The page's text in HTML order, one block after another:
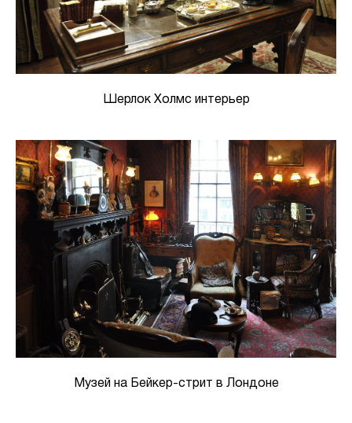
Шерлок Холмс интерьер
Музей на Бейкер-стрит в Лондоне